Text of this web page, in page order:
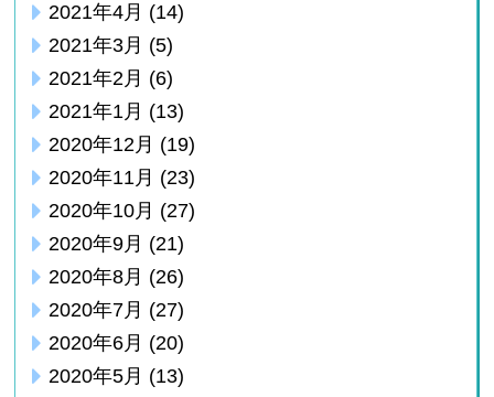
2021年4月 (14)
2021年3月 (5)
2021年2月 (6)
2021年1月 (13)
2020年12月 (19)
2020年11月 (23)
2020年10月 (27)
2020年9月 (21)
2020年8月 (26)
2020年7月 (27)
2020年6月 (20)
2020年5月 (13)